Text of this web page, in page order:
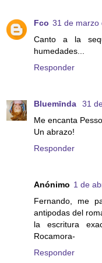
Fco 31 de marzo
Canto a la
humedades...
Responder
Bluemīnda
31
Me encanta
Un abrazo!
Responder
Anónimo 1 de
Fernando, me
antipodas del
la escritura
Rocamora-
Responder